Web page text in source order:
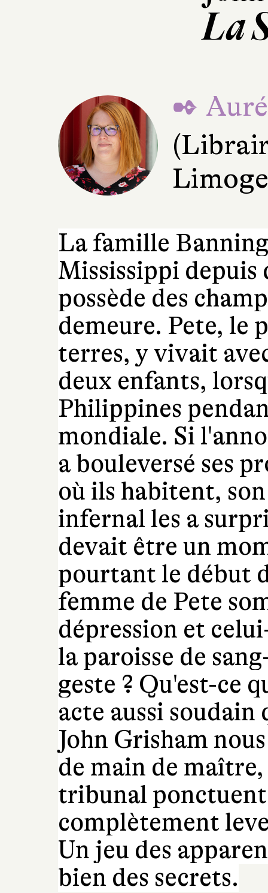
La
✒
La famille
Mississippi depuis
possède des
demeure. Pete, le
terres, y vivait
deux enfants,
Philippines
mondiale. Si
a bouleversé ses
où ils habitent,
infernal les a
devait être un
pourtant le début
femme de Pete
dépression et
la paroisse de
geste ? Qu'est-ce
acte aussi
John Grisham
de main de maître,
tribunal
complètement
Un jeu des
bien des secrets.